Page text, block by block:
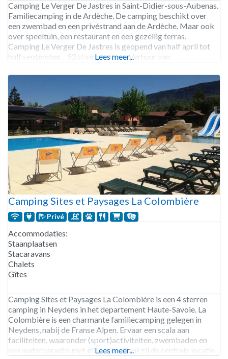
Camping Le Verger De Jastres in Saint-Didier-sous-Aubenas.
Familiecamping in de Ardèche. De camping beschikt over
een zwembad en een privéstrand aan de Ardèche. Maar ook
over speeltuin, een restaurant en een gezellig terras.
Camping Le Verger De Jastres is geopend van half april tot
half september. 93 staanplaatsen. Verhuur van
chalets voor
Lees meer...
Camping Sites et Paysages La Colombière
Privé
Accommodaties:
Staanplaatsen
Stacaravans
Chalets
Gîtes
Camping Sites et Paysages La Colombière is een 4 sterren
camping in Neydens in het departement Haute-Savoie. La
Colombière is een charmante familiecamping gelegen in
Neydens, nabij de Franse Alpen. Ervaar een scala aan
faciliteiten, waaronder (sport)activiteiten, zwembaden en
een waterparadijs met glijbanen. Dankzij de centrale locatie
Lees meer...